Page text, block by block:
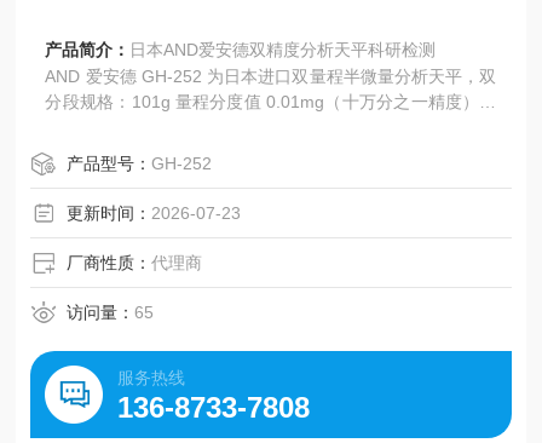
产品简介： 日本AND爱安德双精度分析天平科研检测
AND 爱安德 GH-252 为日本进口双量程半微量分析天平，双
分段规格：101g 量程分度值 0.01mg（十万分之一精度）、
全自动多模式内校系统，搭配防静电镀膜玻璃防风罩，可消
除静电、气流对称量数值的干扰，微量称量数值浮动极小。
产品型号：GH-252
更新时间： 2026-07-23
厂商性质：代理商
访问量：65
服务热线
136-8733-7808